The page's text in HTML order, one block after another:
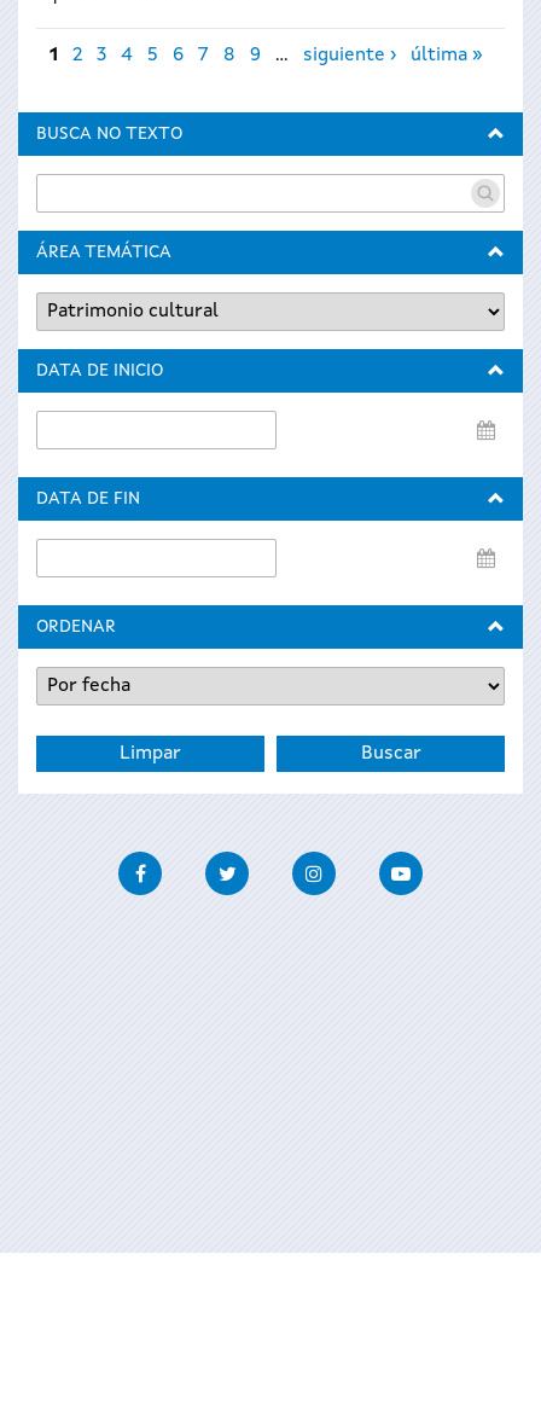
Páginas
1 2 3 4 5 6 7 8 9 … siguiente › última »
BUSCA NO TEXTO
ÁREA TEMÁTICA
DATA DE INICIO
de
DATA DE FIN
de
ORDENAR
FacebookTwitter InstagramYoutube